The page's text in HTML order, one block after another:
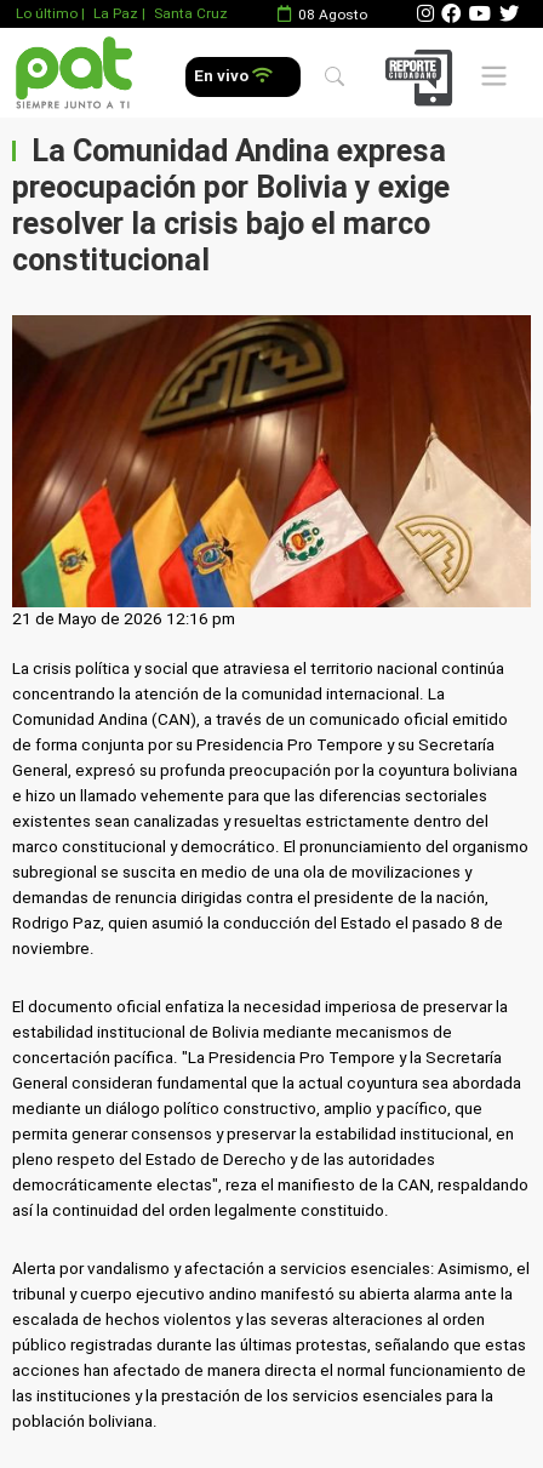
Lo último | La Paz | Santa Cruz 08 Agosto
En vivo Mobile
La Comunidad Andina expresa
preocupación por Bolivia y exige
resolver la crisis bajo el marco
constitucional
21 de Mayo de 2026 12:16 pm
La crisis política y social que atraviesa el territorio nacional continúa
concentrando la atención de la comunidad internacional. La
Comunidad Andina (CAN), a través de un comunicado oficial emitido
de forma conjunta por su Presidencia Pro Tempore y su Secretaría
General, expresó su profunda preocupación por la coyuntura boliviana
e hizo un llamado vehemente para que las diferencias sectoriales
existentes sean canalizadas y resueltas estrictamente dentro del
marco constitucional y democrático. El pronunciamiento del organismo
subregional se suscita en medio de una ola de movilizaciones y
demandas de renuncia dirigidas contra el presidente de la nación,
Rodrigo Paz, quien asumió la conducción del Estado el pasado 8 de
noviembre.
El documento oficial enfatiza la necesidad imperiosa de preservar la
estabilidad institucional de Bolivia mediante mecanismos de
concertación pacífica. "La Presidencia Pro Tempore y la Secretaría
General consideran fundamental que la actual coyuntura sea abordada
mediante un diálogo político constructivo, amplio y pacífico, que
permita generar consensos y preservar la estabilidad institucional, en
pleno respeto del Estado de Derecho y de las autoridades
democráticamente electas", reza el manifiesto de la CAN, respaldando
así la continuidad del orden legalmente constituido.
Alerta por vandalismo y afectación a servicios esenciales: Asimismo, el
tribunal y cuerpo ejecutivo andino manifestó su abierta alarma ante la
escalada de hechos violentos y las severas alteraciones al orden
público registradas durante las últimas protestas, señalando que estas
acciones han afectado de manera directa el normal funcionamiento de
las instituciones y la prestación de los servicios esenciales para la
población boliviana.